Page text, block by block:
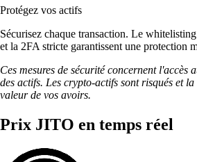
Protégez vos actifs
Sécurisez chaque transaction. Le
et la 2FA stricte garantissent une protection
Ces mesures de sécurité concernent l'accès
des actifs. Les crypto-actifs sont risqués et
valeur de vos avoirs.
Prix JITO en temps réel